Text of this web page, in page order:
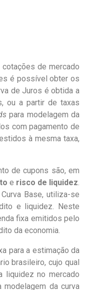
de mercado
é possível obter os
de Juros é obtida a
ou a partir de taxas
para modelagem da
com pagamento de
à mesma taxa,
de cupons são, em
e risco de liquidez
Base, utiliza-se
e liquidez. Neste
fixa emitidos pelo
da economia.
para a estimação da
brasileiro, cujo qual
liquidez no mercado
da curva